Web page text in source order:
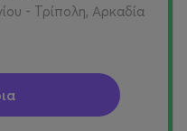
- Τρίπολη, Αρκαδία